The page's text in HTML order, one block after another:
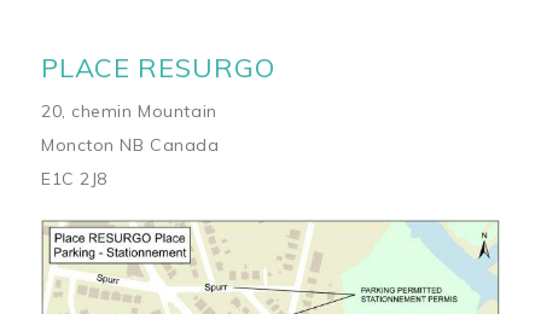
PLACE RESURGO
20, chemin Mountain
Moncton NB Canada
E1C 2J8